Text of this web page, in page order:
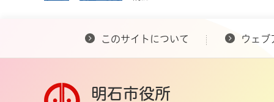
このサイトについて ウェブ
明石市役所